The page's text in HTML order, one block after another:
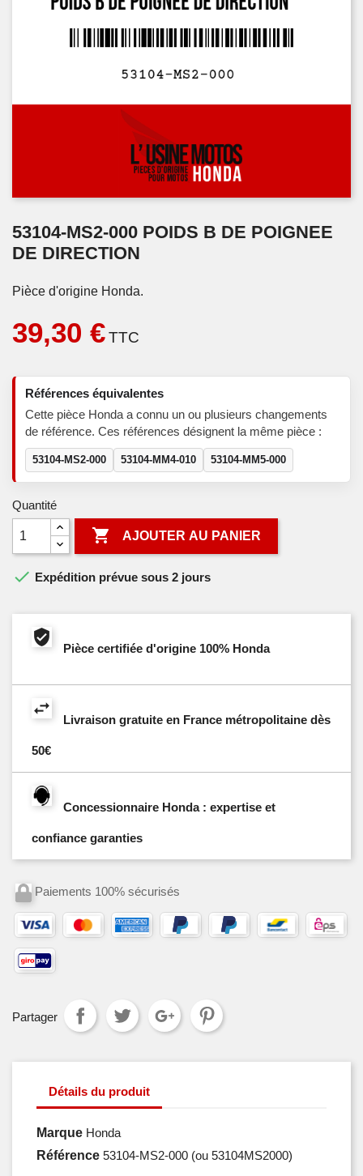
53104-MS2-000 POIDS B DE POIGNEE
DE DIRECTION
Pièce d'origine Honda.
39,30 €TTC
Références équivalentes
Cette pièce Honda a connu un ou plusieurs changements
de référence. Ces références désignent la même pièce :
53104-MS2-000 53104-MM4-010 53104-MM5-000
Quantité
 AJOUTER AU PANIER
 Expédition prévue sous 2 jours
Pièce certifiée d'origine 100% Honda
Livraison gratuite en France métropolitaine dès
50€
Concessionnaire Honda : expertise et
confiance garanties
Paiements 100% sécurisés
Partager
Détails du produit
Marque Honda
Référence 53104-MS2-000 (ou 53104MS2000)